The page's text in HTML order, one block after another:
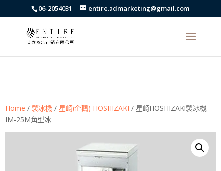
body{font-family: arial,"Microsoft JhengHei","微軟正黑體",sans-serif
!important;}
06-2054031 entire.admarketing@gmail.com
Home /製冰機 / 星崎(企鵝) HOSHIZAKI / 星崎HOSHIZAKI製冰機
IM-25M角型冰